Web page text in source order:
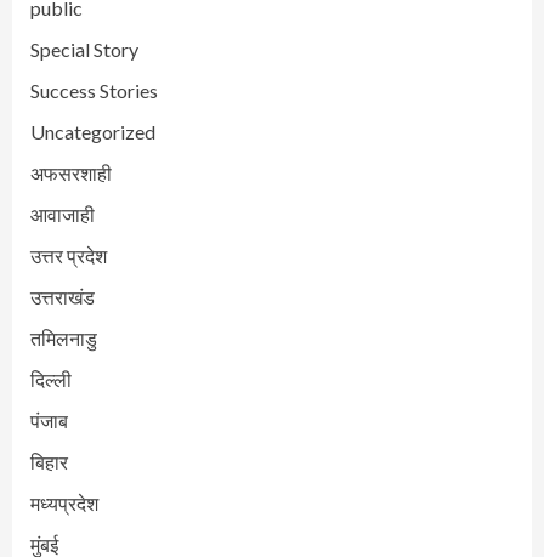
public
Special Story
Success Stories
Uncategorized
अफसरशाही
आवाजाही
उत्तर प्रदेश
उत्तराखंड
तमिलनाडु
दिल्ली
पंजाब
बिहार
मध्यप्रदेश
मुंबई